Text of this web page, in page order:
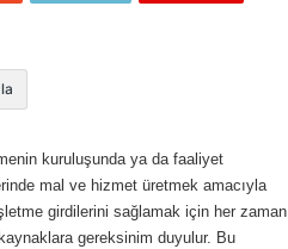
kuruluşunda ya da faaliyet
mal ve hizmet üretmek amacıyla
girdilerini sağlamak için her zaman
gereksinim duyulur. Bu